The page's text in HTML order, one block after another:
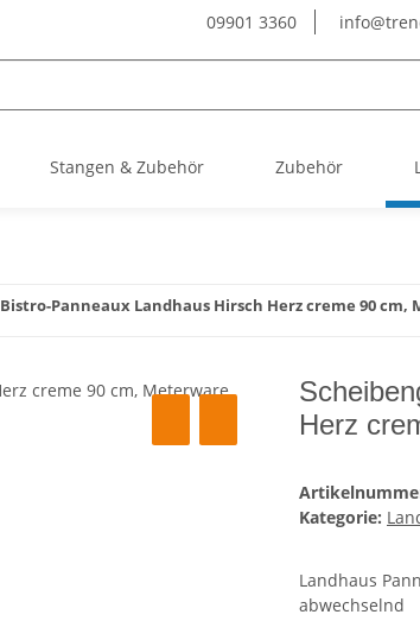
09901 3360
Stangen & Zubehör Zubehör
Panneaux Landhaus Hirsch Herz creme 90 cm,
Herz
Kategorie:
Landhaus
abwechselnd